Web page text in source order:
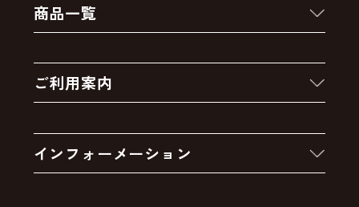
商品一覧
クーポン
卸販売・大量注文
アウトレットセール
ご利用案内
お支払いについて
インフォーメーション